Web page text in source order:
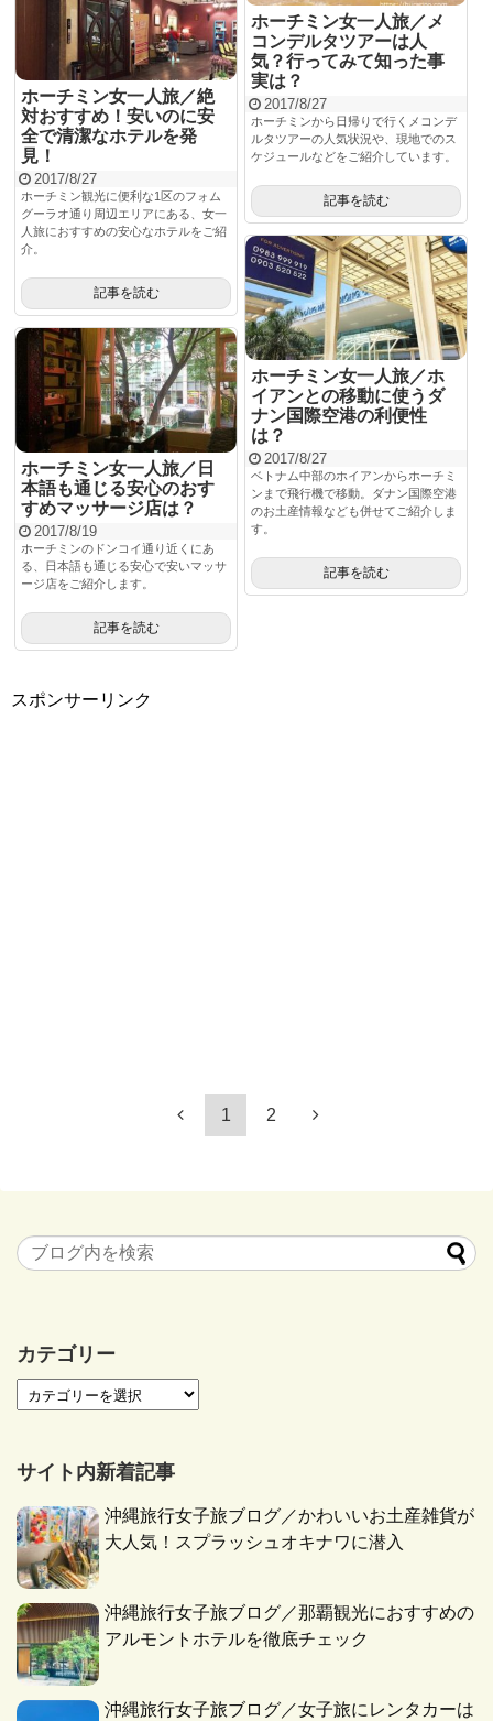
ホーチミン女一人旅／メ
コンデルタツアーは人
気？行ってみて知った事
実は？
2017/8/27
ホーチミンから日帰りで行くメコンデ
ルタツアーの人気状況や、現地でのス
ケジュールなどをご紹介しています。
記事を読む
ホーチミン女一人旅／絶
対おすすめ！安いのに安
全で清潔なホテルを発
見！
2017/8/27
ホーチミン観光に便利な1区のフォム
グーラオ通り周辺エリアにある、女一
人旅におすすめの安心なホテルをご紹
介。
記事を読む
ホーチミン女一人旅／ホ
イアンとの移動に使うダ
ナン国際空港の利便性
は？
2017/8/27
ベトナム中部のホイアンからホーチミ
ンまで飛行機で移動。ダナン国際空港
のお土産情報なども併せてご紹介しま
す。
記事を読む
ホーチミン女一人旅／日
本語も通じる安心のおす
すめマッサージ店は？
2017/8/19
ホーチミンのドンコイ通り近くにあ
る、日本語も通じる安心で安いマッサ
ージ店をご紹介します。
記事を読む
スポンサーリンク
1 2
カテゴリー
サイト内新着記事
沖縄旅行女子旅ブログ／かわいいお土産雑貨が
大人気！スプラッシュオキナワに潜入
沖縄旅行女子旅ブログ／那覇観光におすすめの
アルモントホテルを徹底チェック
沖縄旅行女子旅ブログ／女子旅にレンタカーは